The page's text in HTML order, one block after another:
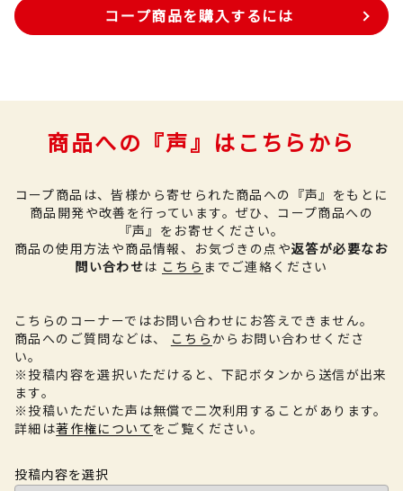
コープ商品を購入するには
商品への『声』はこちらから
コープ商品は、皆様から寄せられた商品への『声』をもとに
商品開発や改善を行っています。 ぜひ、コープ商品への
『声』をお寄せください。
商品の使用方法や商品情報、お気づきの点や返答が必要なお
問い合わせは こちら までご連絡ください
こちらのコーナーではお問い合わせにお答えできません。
商品へのご質問などは、
こちらからお問い合わせくださ
い。
※投稿内容を選択いただけると、下記ボタンから送信が出来
ます。
※投稿いただいた声は無償で二次利用することがあります。
詳細は著作権について をご覧ください。
投稿内容を選択